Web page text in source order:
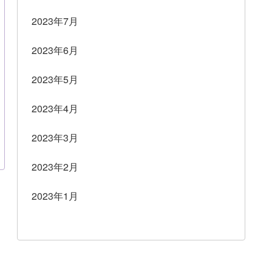
2023年7月
2023年6月
2023年5月
2023年4月
2023年3月
2023年2月
2023年1月